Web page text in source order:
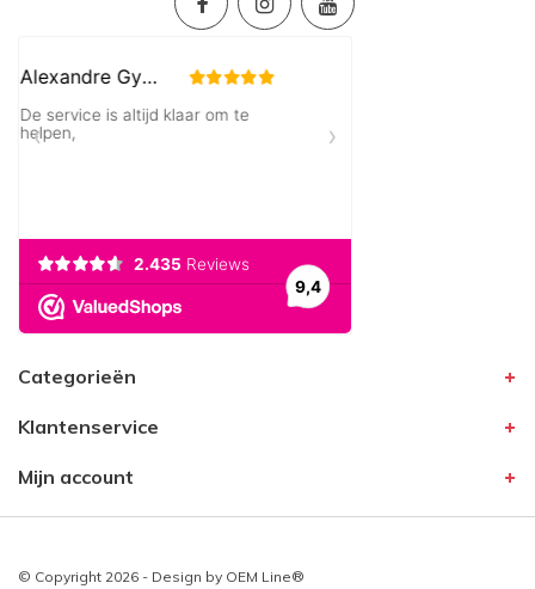
Categorieën
Klantenservice
Mijn account
© Copyright 2026 - Design by OEM Line®